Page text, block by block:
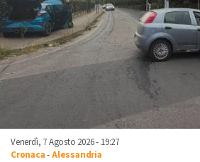
Venerdì, 7 Agosto 2026 - 19:27
Cronaca-Alessandria